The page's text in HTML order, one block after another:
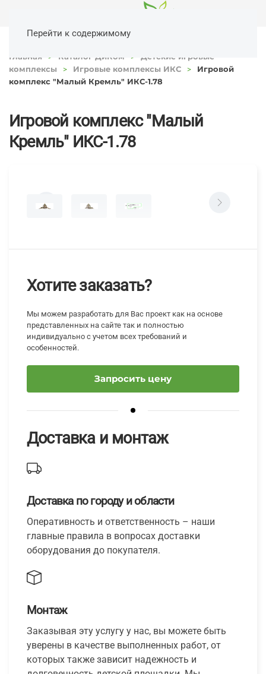
Перейти к содержимому
Главная Каталог ДиКом
Детские игровые
комплексы
Игровые комплексы ИКС
Игровой
комплекс "Малый Кремль" ИКС-1.78
Игровой комплекс "Малый
Кремль" ИКС-1.78
Хотите заказать?
Мы можем разработать для Вас проект как на основе
представленных на сайте так и полностью
индивидуально с учетом всех требований и
особенностей.
Запросить цену
Доставка и монтаж
Доставка по городу и области
Оперативность и ответственность – наши
главные правила в вопросах доставки
оборудования до покупателя.
Монтаж
Заказывая эту услугу у нас, вы можете быть
уверены в качестве выполненных работ, от
которых также зависит надежность и